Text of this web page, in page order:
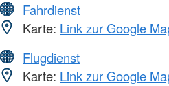
Fahrdienst
Karte: Link zur Google
Flugdienst
Karte: Link zur Google